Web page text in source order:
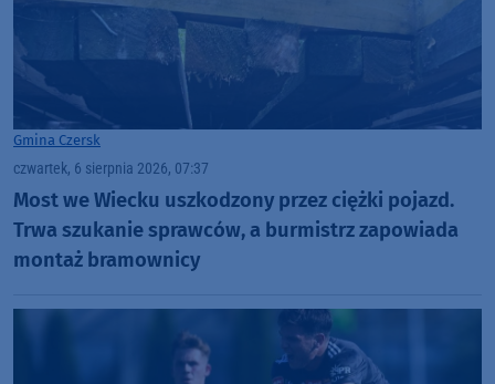
Gmina Czersk
czwartek, 6 sierpnia 2026, 07:37
Most we Wiecku uszkodzony przez ciężki pojazd.
Trwa szukanie sprawców, a burmistrz zapowiada
montaż bramownicy